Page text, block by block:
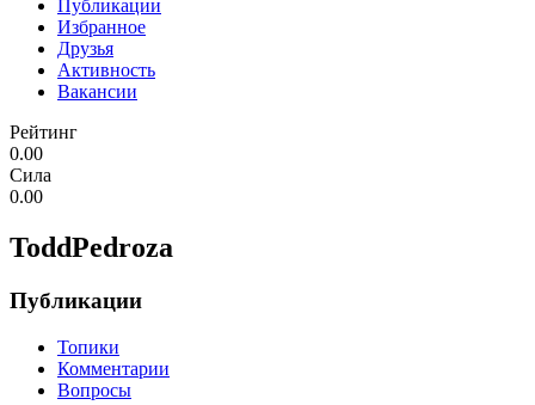
Публикации
Избранное
Друзья
Активность
Вакансии
Рейтинг
0.00
Сила
0.00
ToddPedroza
Публикации
Топики
Комментарии
Вопросы